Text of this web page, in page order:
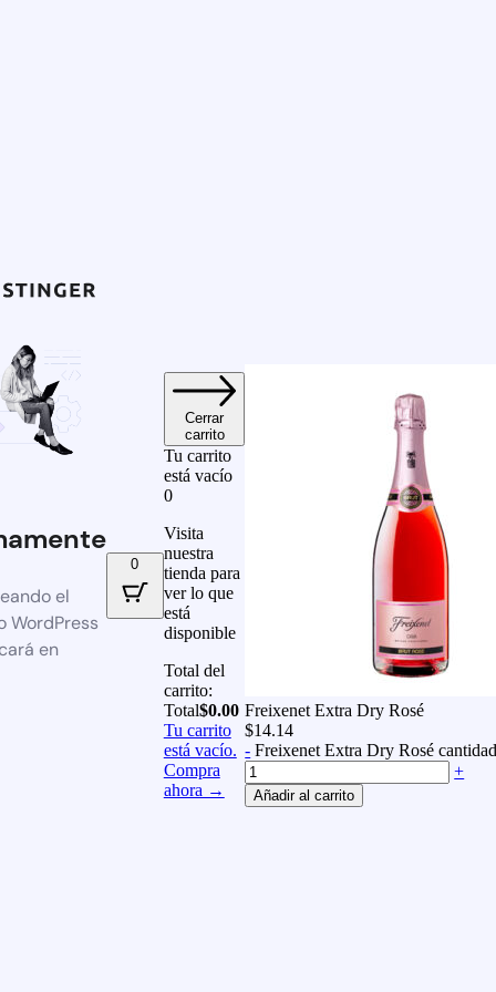
el
WordPress
en
0
Cerrar
carrito
Tu carrito
está vacío
0
Visita
nuestra
tienda para
ver lo que
está
disponible
Total del
carrito:
Total$0.00
Tu carrito
está vacío.
Compra
ahora →
Freixenet Extra Dry Rosé
$14.14
- Freixenet Extra Dry Rosé
+
Añadir al carrito